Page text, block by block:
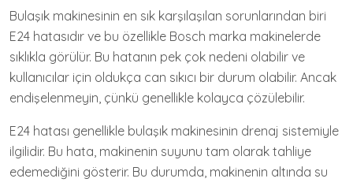
Bulaşık makinesinin en sık karşılaşılan sorunlarından biri
E24 hatasıdır ve bu özellikle Bosch marka makinelerde
sıklıkla görülür. Bu hatanın pek çok nedeni olabilir ve
kullanıcılar için oldukça can sıkıcı bir durum olabilir. Ancak
endişelenmeyin, çünkü genellikle kolayca çözülebilir.
E24 hatası genellikle bulaşık makinesinin drenaj sistemiyle
ilgilidir. Bu hata, makinenin suyunu tam olarak tahliye
edemediğini gösterir. Bu durumda, makinenin altında su